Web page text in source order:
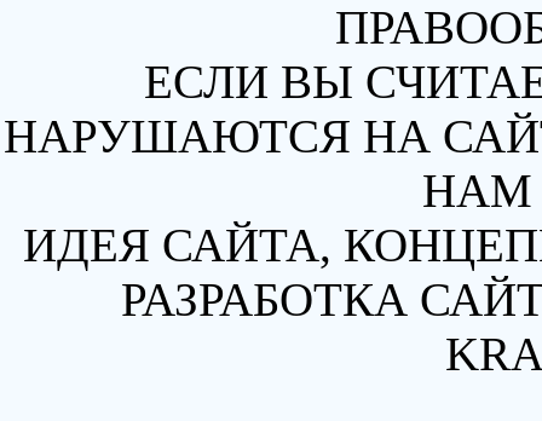
ЕСЛИ ВЫ
НАРУШАЮТСЯ НА
НАМ
ИДЕЯ САЙТА,
РАЗРАБОТКА